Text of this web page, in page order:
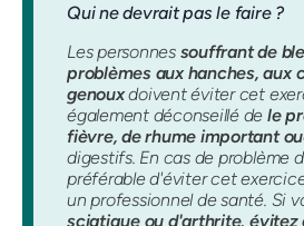
Qui ne devrait pas le faire ?
Les personnes souffrant de
problèmes aux hanches, aux
genouxdoivent éviter cet
également déconseillé de le
fièvre, de rhume important ou
digestifs. En cas de problème
préférable d'éviter cet
un professionnel de santé. Si
sciatique ou d'arthrite,